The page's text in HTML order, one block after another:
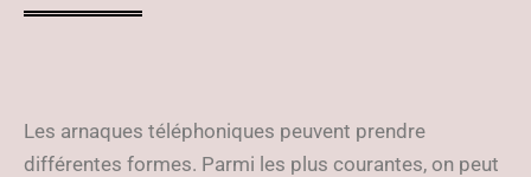
Les arnaques téléphoniques peuvent prendre
différentes formes. Parmi les plus courantes, on peut